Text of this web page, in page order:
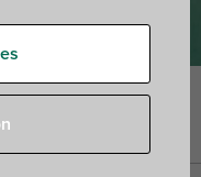
pesadas»«How to